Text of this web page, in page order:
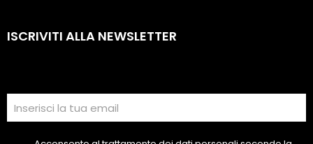
ISCRIVITI ALLA NEWSLETTER